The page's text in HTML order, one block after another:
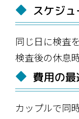
スケジ
同じ日に検査
検査後の休息
費用の最
カップルで同